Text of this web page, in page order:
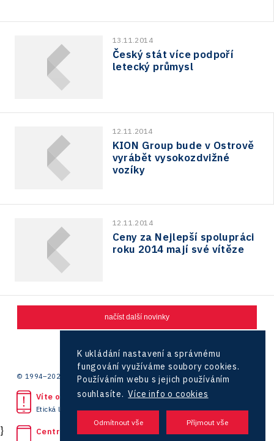
13.11.2014
Český stát více podpoří
letecký průmysl
12.11.2014
KION Group bude v Ostrově
vyrábět vysokozdvižné
vozíky
12.11.2014
Ceny za Nejlepší spolupráci
roku 2014 mají své vítěze
načíst další novinky
© 1994–2026 CzechInvest | .
Víte o protiprávním jednání?
Etická linka
Centrála
K ukládání nastavení a správnému
fungování využíváme soubory cookies.
Používáním webu s jejich používáním
souhlasíte. Více info o cookies
}